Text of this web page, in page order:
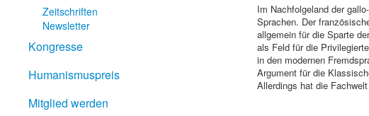
Zeitschriften
Newsletter
Kongresse
Humanismuspreis
Mitglied werden
Im Nachfolgeland der
Sprachen. Der
allgemein für die Sparte
als Feld für die
in den modernen
Argument für die
Allerdings hat die